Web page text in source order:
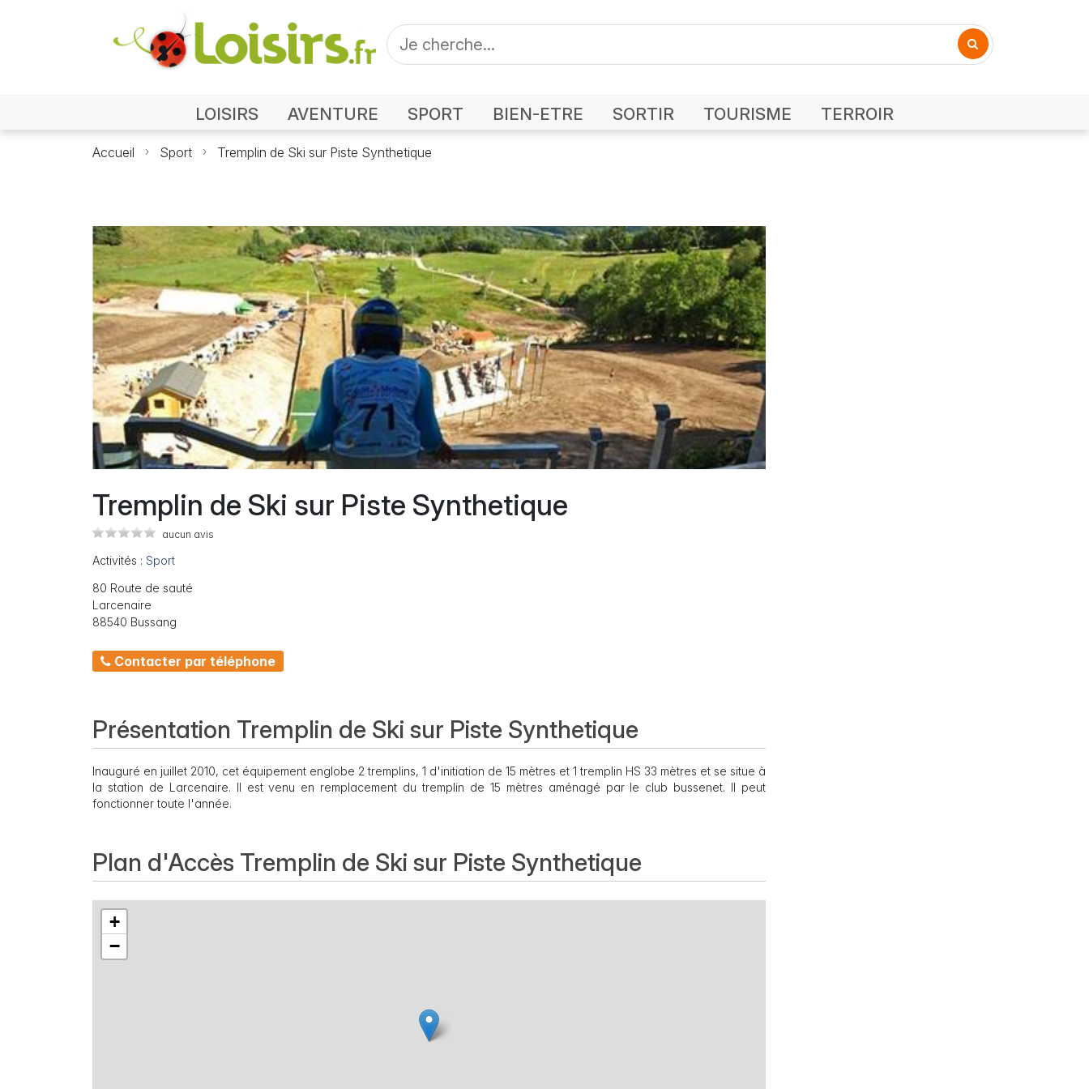
LOISIRS AVENTURE SPORT BIEN-ETRE SORTIR TOURISME TERROIR
Accueil Sport Tremplin de Ski sur Piste Synthetique
Photo Tremplin de Ski sur Piste Synthetique
Tremplin de Ski sur Piste Synthetique
aucun avis
Activités : Sport
80 Route de sauté
Larcenaire
88540 Bussang
Contacter par téléphone
Présentation Tremplin de Ski sur Piste Synthetique
Inauguré en juillet 2010, cet équipement englobe 2 tremplins, 1 d'initiation de 15 mètres et 1 tremplin HS 33 mètres et se situe à
la station de Larcenaire. Il est venu en remplacement du tremplin de 15 mètres aménagé par le club bussenet. Il peut
fonctionner toute l'année.
Plan d'Accès Tremplin de Ski sur Piste Synthetique
+
−